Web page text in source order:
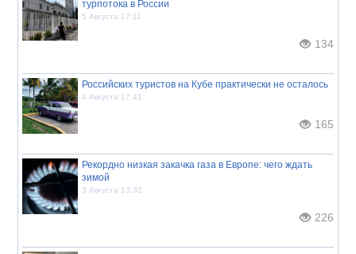
турпотока в России
5 Августа 17:11
134
Российских туристов на Кубе практически не осталось
4 Августа 17:41
165
Рекордно низкая закачка газа в Европе: чего ждать
зимой
3 Августа 13:32
226